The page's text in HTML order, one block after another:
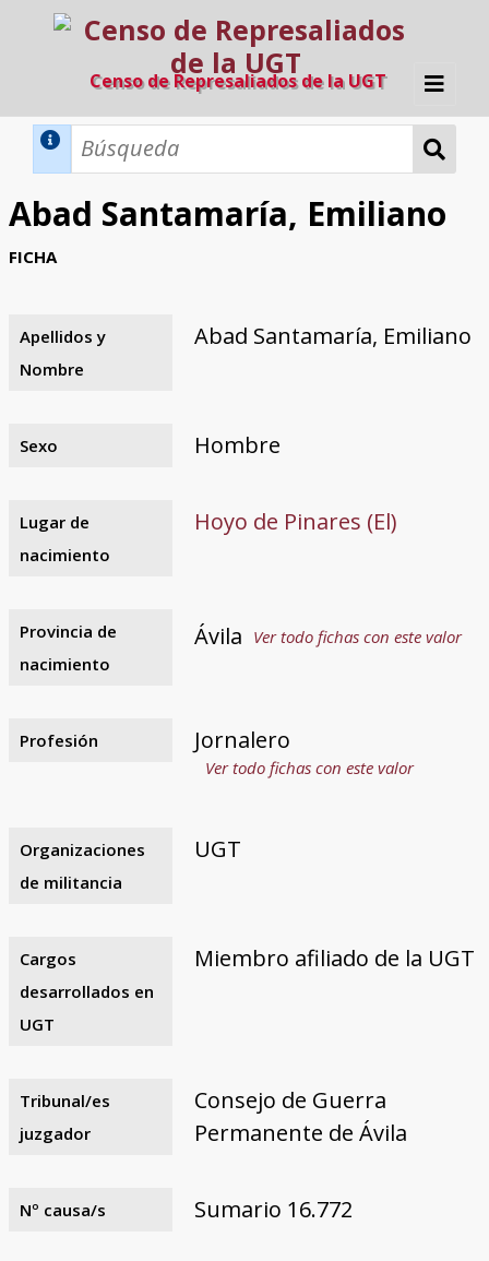
Censo de Represaliados de la UGT
Inicio
Búsqueda Dinámica
Búsqueda Avanzada
Razones y objetivos
El equipo
Colaboradores
Fuentes documentales
Abad Santamaría, Emiliano
FICHA
Apellidos y
Nombre
Abad Santamaría, Emiliano
Sexo Hombre
Lugar de
nacimiento
Hoyo de Pinares (El)
Provincia de
nacimiento
Ávila Ver todo fichas con este valor
Profesión Jornalero
Ver todo fichas con este valor
Organizaciones
de militancia
UGT
Cargos
desarrollados en
UGT
Miembro afiliado de la UGT
Tribunal/es
juzgador
Consejo de Guerra
Permanente de Ávila
Nº causa/s Sumario 16.772